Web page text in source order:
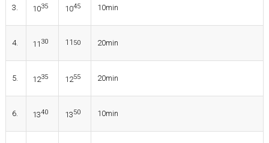
3. 1035 1045 10min
4. 11 30 11 50 20min
5. 1235 1255 20min
6. 1340 1350 10min